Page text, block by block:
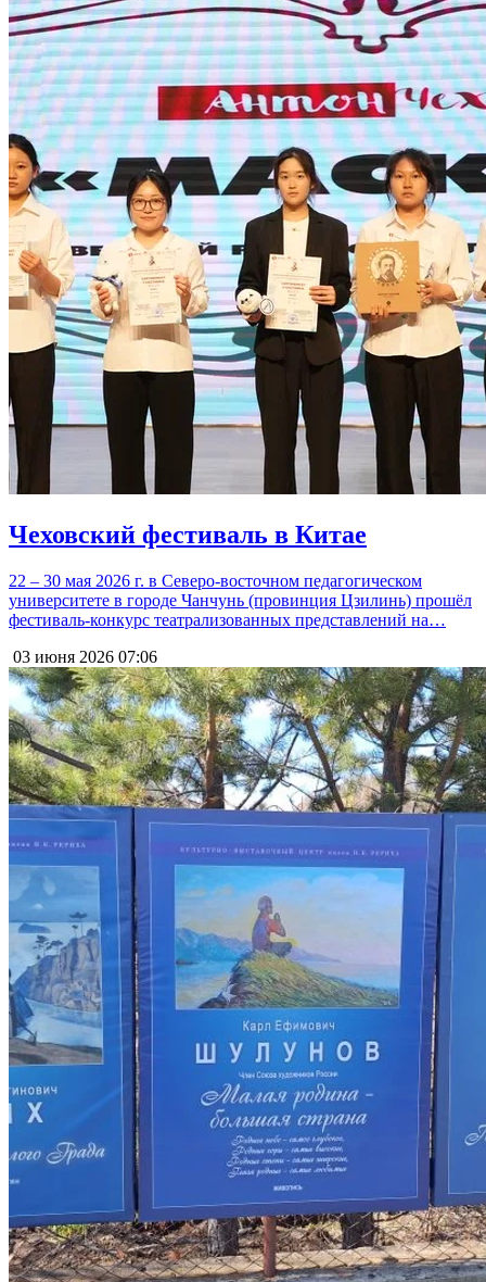
Чеховский фестиваль в Китае
22 – 30 мая 2026 г. в Северо-восточном педагогическом
университете в городе Чанчунь (провинция Цзилинь) прошёл
фестиваль-конкурс театрализованных представлений на…
03 июня 2026 07:06